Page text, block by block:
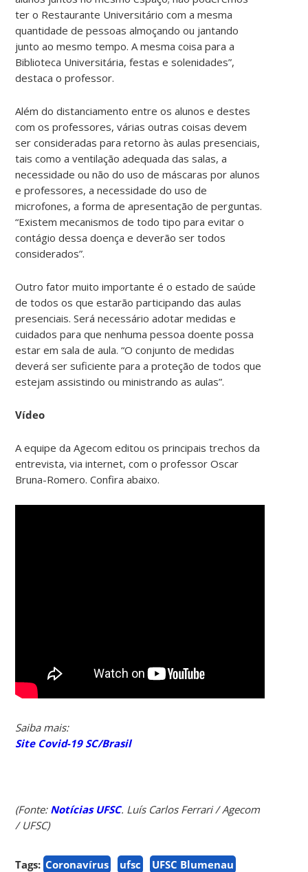
ter o Restaurante Universitário com a mesma
quantidade de pessoas almoçando ou jantando
junto ao mesmo tempo. A mesma coisa para a
Biblioteca Universitária, festas e solenidades”,
destaca o professor.
Além do distanciamento entre os alunos e destes
com os professores, várias outras coisas devem
ser consideradas para retorno às aulas presenciais,
tais como a ventilação adequada das salas, a
necessidade ou não do uso de máscaras por alunos
e professores, a necessidade do uso de
microfones, a forma de apresentação de perguntas.
“Existem mecanismos de todo tipo para evitar o
contágio dessa doença e deverão ser todos
considerados”.
Outro fator muito importante é o estado de saúde
de todos os que estarão participando das aulas
presenciais. Será necessário adotar medidas e
cuidados para que nenhuma pessoa doente possa
estar em sala de aula. “O conjunto de medidas
deverá ser suficiente para a proteção de todos que
estejam assistindo ou ministrando as aulas”.
Vídeo
A equipe da Agecom editou os principais trechos da
entrevista, via internet, com o professor Oscar
Bruna-Romero. Confira abaixo.
Saiba mais:
Site Covid-19 SC/Brasil
(Fonte: Notícias UFSC. Luís Carlos Ferrari / Agecom
/ UFSC)
Tags: Coronavírus ufsc UFSC Blumenau